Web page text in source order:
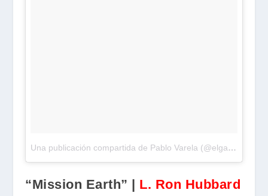
Una publicación compartida de Pablo Varela (@elgatocalculista)
“Mission Earth” | L. Ron Hubbard